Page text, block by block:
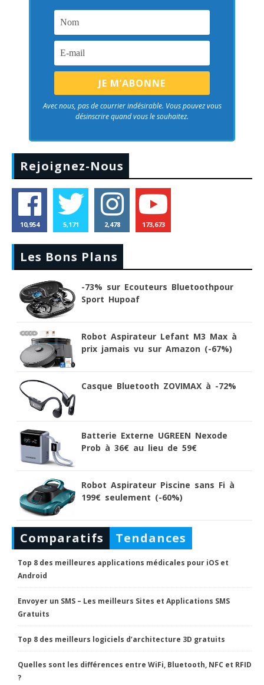
Avec nous, pas de courrier indésirable. Vous pouvez vous
désinscrire quand vous le souhaitez.
Rejoignez-Nous
10,954 5,171 2,478 173,673
Les Bons Plans
-73% sur Ecouteurs Bluetoothpour
Sport Hupoaf
Robot Aspirateur Lefant M3 Max à
prix jamais vu sur Amazon (-67%)
Casque Bluetooth ZOVIMAX à -72%
Batterie Externe UGREEN Nexode
Prob à 36€ au lieu de 59€
Robot Aspirateur Piscine sans Fi à
199€ seulement (-60%)
Comparatifs Tendances
Top 8 des meilleures applications médicales pour iOS et
Android
Envoyer un SMS – Les meilleurs Sites et Applications SMS
Gratuits
Top 8 des meilleurs logiciels d’architecture 3D gratuits
Quelles sont les différences entre WiFi, Bluetooth, NFC et RFID
?